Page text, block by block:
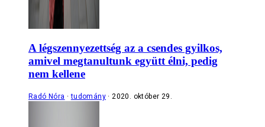
A légszennyezettség az a csendes gyilkos,
amivel megtanultunk együtt élni, pedig
nem kellene
Radó Nóra tudomány 2020. október 29.